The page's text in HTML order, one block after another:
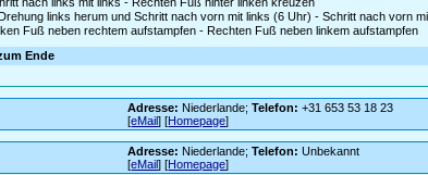
links herum und Schritt nach vorn mit links (6 Uhr) - Schritt nach vorn
Fuß neben rechtem aufstampfen - Rechten Fuß neben linkem aufstampfen
Ende
Adresse: Niederlande;Telefon: +31 653 53 18 23
[eMail] [Homepage]
Adresse: Niederlande;Telefon: Unbekannt
[eMail] [Homepage]